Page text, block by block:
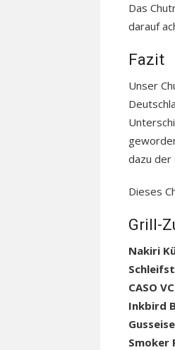
Das
darauf
Fazit
Unser
dazu der
Dieses
Grill-
Nakiri
CASO
Inkbird
Smoker